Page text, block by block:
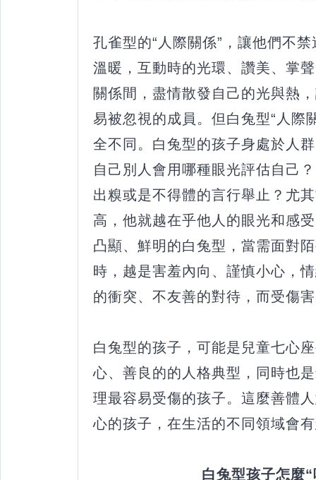
孔雀型的“人際關係”，讓他們不
溫暖，互動時的光環、讚美、掌
關係間，盡情散發自己的光與熱
易被忽視的成員。但白兔型“人際
全不同。白兔型的孩子身處於人
自己別人會用哪種眼光評估自己
出糗或是不得體的言行舉止？尤
高，他就越在乎他人的眼光和感
凸顯、鮮明的白兔型，當需面對
時，越是害羞內向、謹慎小心，
的衝突、不友善的對待，而受傷
白兔型的孩子，可能是兒童七心
心、善良的的人格典型，同時也
理最容易受傷的孩子。這麼善體
心的孩子，在生活的不同領域會
白兔型孩子怎麼